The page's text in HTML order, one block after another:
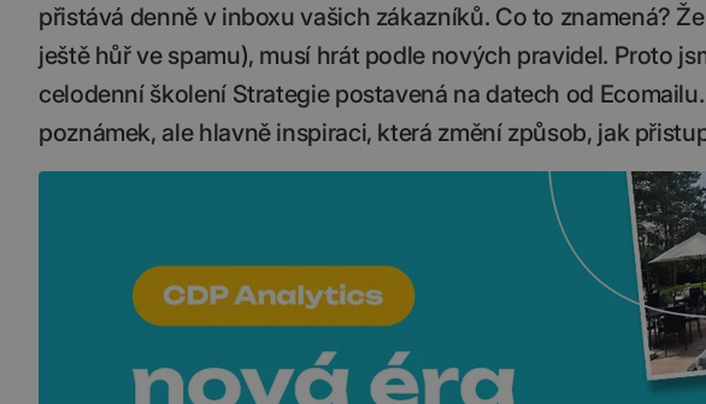
přistává denně v inboxu vašich zákazníků. Co to znamená?
ještě hůř ve spamu), musí hrát podle nových pravidel. Proto
celodenní školení Strategie postavená na datech od
poznámek, ale hlavně inspiraci, která změní způsob, jak